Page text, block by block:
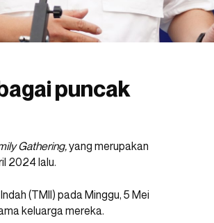
puncak
Gathering,yang merupakan
2024 lalu.
(TMII) pada Minggu, 5 Mei
keluarga mereka.